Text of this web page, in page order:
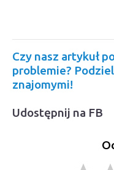
Czy nasz artykuł
problemie?
znajomymi!
Udostępnij na FB